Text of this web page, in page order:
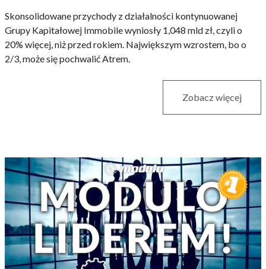
Skonsolidowane przychody z działalności kontynuowanej
Grupy Kapitałowej Immobile wyniosły 1,048 mld zł, czyli o
20% więcej, niż przed rokiem. Największym wzrostem, bo o
2/3, może się pochwalić Atrem.
Zobacz więcej